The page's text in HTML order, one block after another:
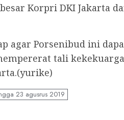
Korpri DKI Jakarta
agar Porsenibud ini
tali
23 agusrus 2019